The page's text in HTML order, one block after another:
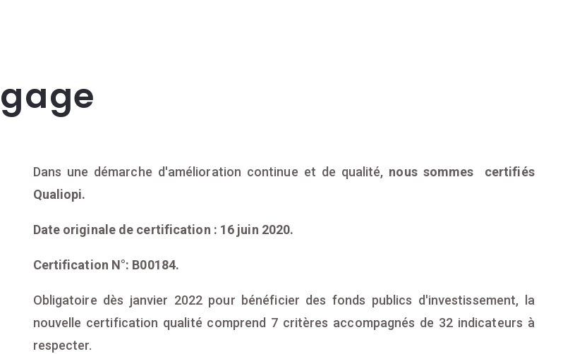
Dans une démarche d'amélioration continue et de qualité, nous sommes certifiés
Qualiopi.
Date originale de certification : 16 juin 2020.
Certification N°: B00184.
Obligatoire dès janvier 2022 pour bénéficier des fonds publics d'investissement, la
nouvelle certification qualité comprend 7 critères accompagnés de 32 indicateurs à
respecter.